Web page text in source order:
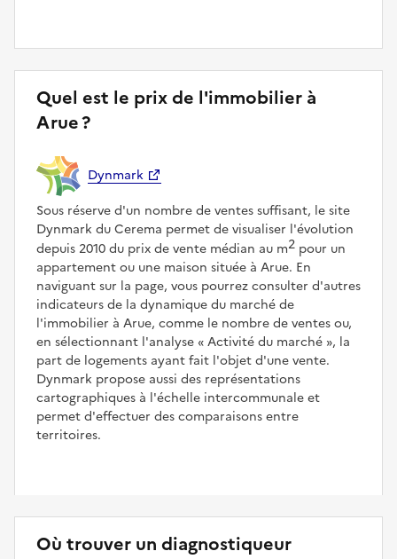
Quel est le prix de l'immobilier à
Arue ?
Dynmark
Sous réserve d'un nombre de ventes suffisant, le site
Dynmark du Cerema permet de visualiser l'évolution
depuis 2010 du prix de vente médian au m2 pour un
appartement ou une maison située à Arue. En
naviguant sur la page, vous pourrez consulter d'autres
indicateurs de la dynamique du marché de
l'immobilier à Arue, comme le nombre de ventes ou,
en sélectionnant l'analyse
Activité du marché , la
part de logements ayant fait l'objet d'une vente.
Dynmark propose aussi des représentations
cartographiques à l'échelle intercommunale et
permet d'effectuer des comparaisons entre
territoires.
Où trouver un diagnostiqueur